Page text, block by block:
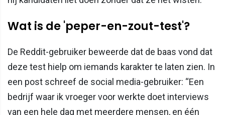
Wat is de 'peper-en-zout-test'?
De Reddit-gebruiker beweerde dat de baas vond dat
deze test hielp om iemands karakter te laten zien. In
een post schreef de social media-gebruiker: “Een
bedrijf waar ik vroeger voor werkte doet interviews
van een hele dag met meerdere mensen, en één